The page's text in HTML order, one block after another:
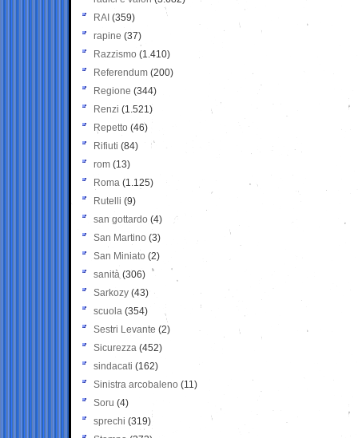
RAI (359)
rapine (37)
Razzismo (1.410)
Referendum (200)
Regione (344)
Renzi (1.521)
Repetto (46)
Rifiuti (84)
rom (13)
Roma (1.125)
Rutelli (9)
san gottardo (4)
San Martino (3)
San Miniato (2)
sanità (306)
Sarkozy (43)
scuola (354)
Sestri Levante (2)
Sicurezza (452)
sindacati (162)
Sinistra arcobaleno (11)
Soru (4)
sprechi (319)